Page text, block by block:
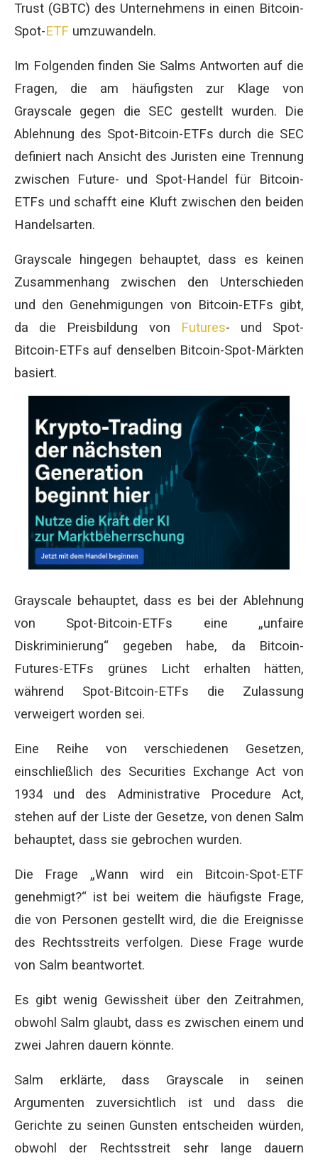
Trust (GBTC) des Unternehmens in einen Bitcoin-
Spot-ETF umzuwandeln.
Im Folgenden finden Sie Salms Antworten auf die
Fragen, die am häufigsten zur Klage von
Grayscale gegen die SEC gestellt wurden. Die
Ablehnung des Spot-Bitcoin-ETFs durch die SEC
definiert nach Ansicht des Juristen eine Trennung
zwischen Future- und Spot-Handel für Bitcoin-
ETFs und schafft eine Kluft zwischen den beiden
Handelsarten.
Grayscale hingegen behauptet, dass es keinen
Zusammenhang zwischen den Unterschieden
und den Genehmigungen von Bitcoin-ETFs gibt,
da die Preisbildung von
Futures- und Spot-
Bitcoin-ETFs auf denselben Bitcoin-Spot-Märkten
basiert.
Grayscale behauptet, dass es bei der Ablehnung
von Spot-Bitcoin-ETFs eine „unfaire
Diskriminierung“ gegeben habe, da Bitcoin-
Futures-ETFs grünes Licht erhalten hätten,
während Spot-Bitcoin-ETFs die Zulassung
verweigert worden sei.
Eine Reihe von verschiedenen Gesetzen,
einschließlich des Securities Exchange Act von
1934 und des Administrative Procedure Act,
stehen auf der Liste der Gesetze, von denen Salm
behauptet, dass sie gebrochen wurden.
Die Frage „Wann wird ein Bitcoin-Spot-ETF
genehmigt?“ ist bei weitem die häufigste Frage,
die von Personen gestellt wird, die die Ereignisse
des Rechtsstreits verfolgen. Diese Frage wurde
von Salm beantwortet.
Es gibt wenig Gewissheit über den Zeitrahmen,
obwohl Salm glaubt, dass es zwischen einem und
zwei Jahren dauern könnte.
Salm erklärte, dass Grayscale in seinen
Argumenten zuversichtlich ist und dass die
Gerichte zu seinen Gunsten entscheiden würden,
obwohl der Rechtsstreit sehr lange dauern